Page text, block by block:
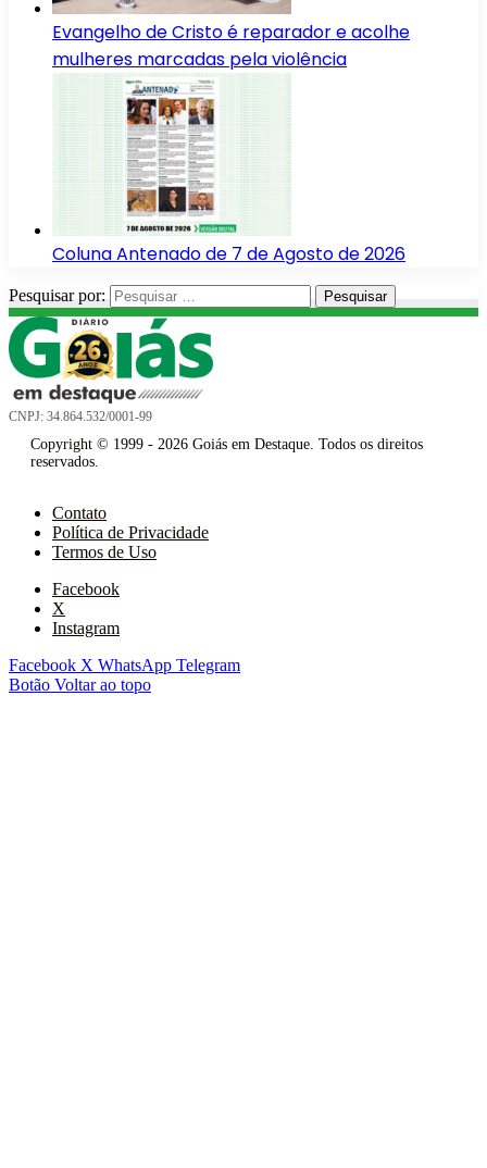
Evangelho de Cristo é reparador e acolhe
mulheres marcadas pela violência
Coluna Antenado de 7 de Agosto de 2026
Pesquisar por:
CNPJ: 34.864.532/0001-99
Copyright © 1999 - 2026 Goiás em Destaque. Todos os direitos
reservados.
Contato
Política de Privacidade
Termos de Uso
Facebook
X
Instagram
Facebook X WhatsApp Telegram
Botão Voltar ao topo